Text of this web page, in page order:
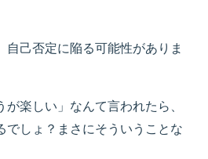
自己否定に陥る可能性がありま
が楽しい」なんて言われたら、
でしょ？まさにそういうことな